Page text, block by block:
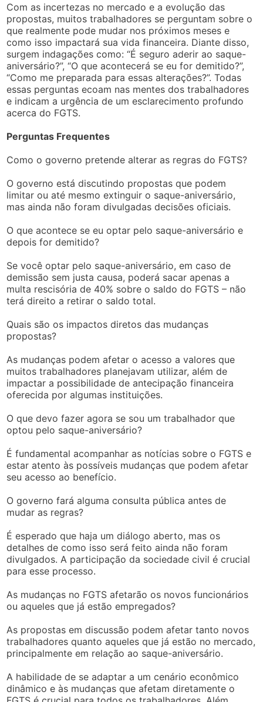
Com as incertezas no mercado e a evolução das
propostas, muitos trabalhadores se perguntam sobre o
que realmente pode mudar nos próximos meses e
como isso impactará sua vida financeira. Diante disso,
surgem indagações como: “É seguro aderir ao saque-
aniversário?”, “O que acontecerá se eu for demitido?”,
“Como me preparada para essas alterações?”. Todas
essas perguntas ecoam nas mentes dos trabalhadores
e indicam a urgência de um esclarecimento profundo
acerca do FGTS.
Perguntas Frequentes
Como o governo pretende alterar as regras do FGTS?
O governo está discutindo propostas que podem
limitar ou até mesmo extinguir o saque-aniversário,
mas ainda não foram divulgadas decisões oficiais.
O que acontece se eu optar pelo saque-aniversário e
depois for demitido?
Se você optar pelo saque-aniversário, em caso de
demissão sem justa causa, poderá sacar apenas a
multa rescisória de 40% sobre o saldo do FGTS – não
terá direito a retirar o saldo total.
Quais são os impactos diretos das mudanças
propostas?
As mudanças podem afetar o acesso a valores que
muitos trabalhadores planejavam utilizar, além de
impactar a possibilidade de antecipação financeira
oferecida por algumas instituições.
O que devo fazer agora se sou um trabalhador que
optou pelo saque-aniversário?
É fundamental acompanhar as notícias sobre o FGTS e
estar atento às possíveis mudanças que podem afetar
seu acesso ao benefício.
O governo fará alguma consulta pública antes de
mudar as regras?
É esperado que haja um diálogo aberto, mas os
detalhes de como isso será feito ainda não foram
divulgados. A participação da sociedade civil é crucial
para esse processo.
As mudanças no FGTS afetarão os novos funcionários
ou aqueles que já estão empregados?
As propostas em discussão podem afetar tanto novos
trabalhadores quanto aqueles que já estão no mercado,
principalmente em relação ao saque-aniversário.
A habilidade de se adaptar a um cenário econômico
dinâmico e às mudanças que afetam diretamente o